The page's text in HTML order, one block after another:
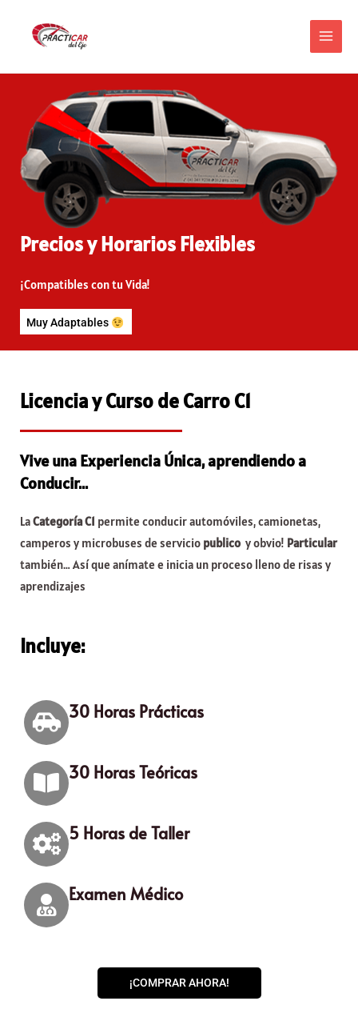
Precios y Horarios Flexibles
¡Compatibles con tu Vida!
Muy Adaptables
Licencia y Curso de Carro C1
Vive una Experiencia Única, aprendiendo a
Conducir...
LaCategoría C1 permite conducir automóviles, camionetas,
camperos y microbuses de servicio publico y obvio! Particular
también… Así que anímate e inicia un proceso lleno de risas y
aprendizajes
Incluye:
30 Horas Prácticas
30 Horas Teóricas
5 Horas de Taller
Examen Médico
¡COMPRAR AHORA!